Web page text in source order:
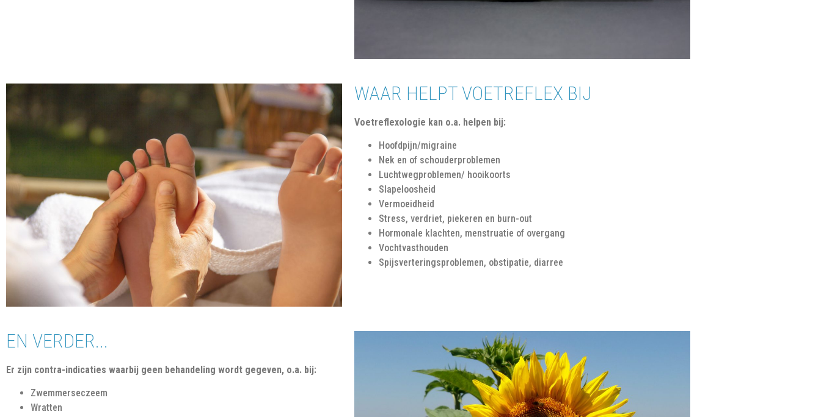
WAAR HELPT VOETREFLEX BIJ
Voetreflexologie kan o.a. helpen bij:
Hoofdpijn/migraine
Nek en of schouderproblemen
Luchtwegproblemen/ hooikoorts
Slapeloosheid
Vermoeidheid
Stress, verdriet, piekeren en burn-out
Hormonale klachten, menstruatie of overgang
Vochtvasthouden
Spijsverteringsproblemen, obstipatie, diarree
EN VERDER...
Er zijn contra-indicaties waarbij geen behandeling wordt gegeven, o.a. bij:
Zwemmerseczeem
Wratten